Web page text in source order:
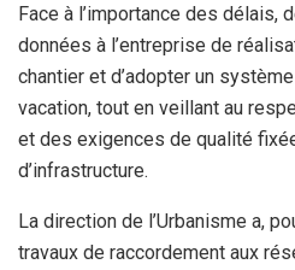
Face à l’importance des délais,
données à l’entreprise de
chantier et d’adopter un
vacation, tout en veillant au
et des exigences de qualité
d’infrastructure.
La direction de l’Urbanisme a,
travaux de raccordement aux